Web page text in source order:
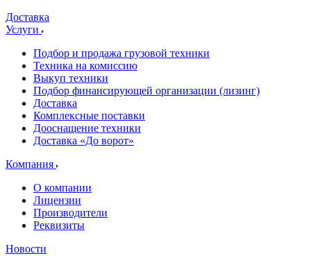
Доставка
Услуги
Подбор и продажа грузовой техники
Техника на комиссию
Выкуп техники
Подбор финансирующей организации (лизинг)
Доставка
Комплексные поставки
Дооснащение техники
Доставка «До ворот»
Компания
О компании
Лицензии
Производители
Реквизиты
Новости